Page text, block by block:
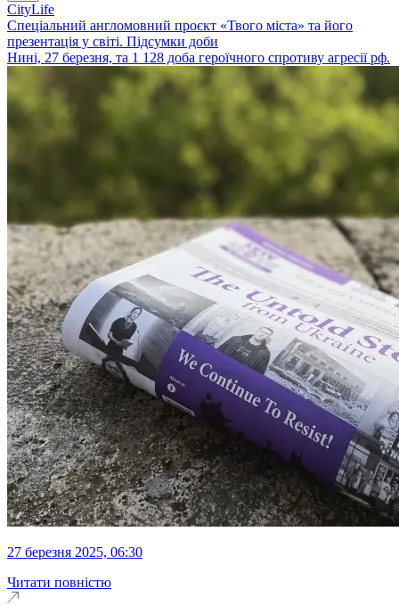
CityLife
Спеціальний англомовний проєкт «Твого міста» та його
презентація у світі. Підсумки доби
Нині, 27 березня, та 1 128 доба героїчного спротиву агресії рф.
27 березня 2025, 06:30
Читати повністю